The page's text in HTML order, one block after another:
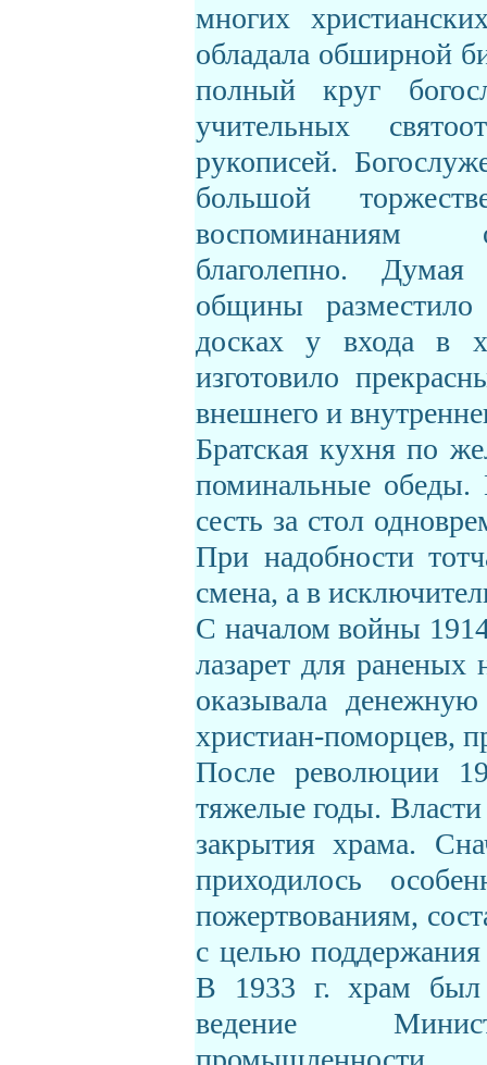
многих
обладала обширной
полный круг
учительных
рукописей.
большой
воспоминаниям
благолепно.
общины
досках у входа в
изготовило
внешнего и
Братская кухня по
поминальные обеды.
сесть за стол
При надобности
смена, а в
С началом войны
лазарет для
оказывала
христиан-поморцев,
После революции
тяжелые годы.
закрытия храма.
приходилось
пожертвованиям,
с целью
В 1933 г. храм был
ведение